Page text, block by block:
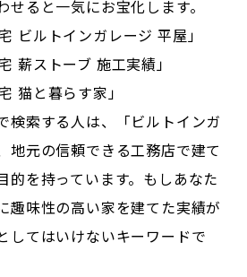
ると一気にお宝化します。
ビルトインガレージ 平屋」
薪ストーブ 施工実績」
猫と暮らす家」
検索する人は、「ビルトインガ
地元の信頼できる工務店で建て
的を持っています。もしあなた
趣味性の高い家を建てた実績が
してはいけないキーワードで